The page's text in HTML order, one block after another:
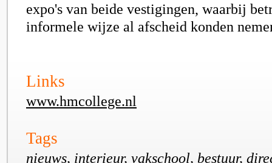
expo's van beide vestigingen, waarbij
informele wijze al afscheid konden
Links
www.hmcollege.nl
Tags
nieuws, interieur, vakschool, bestuur,